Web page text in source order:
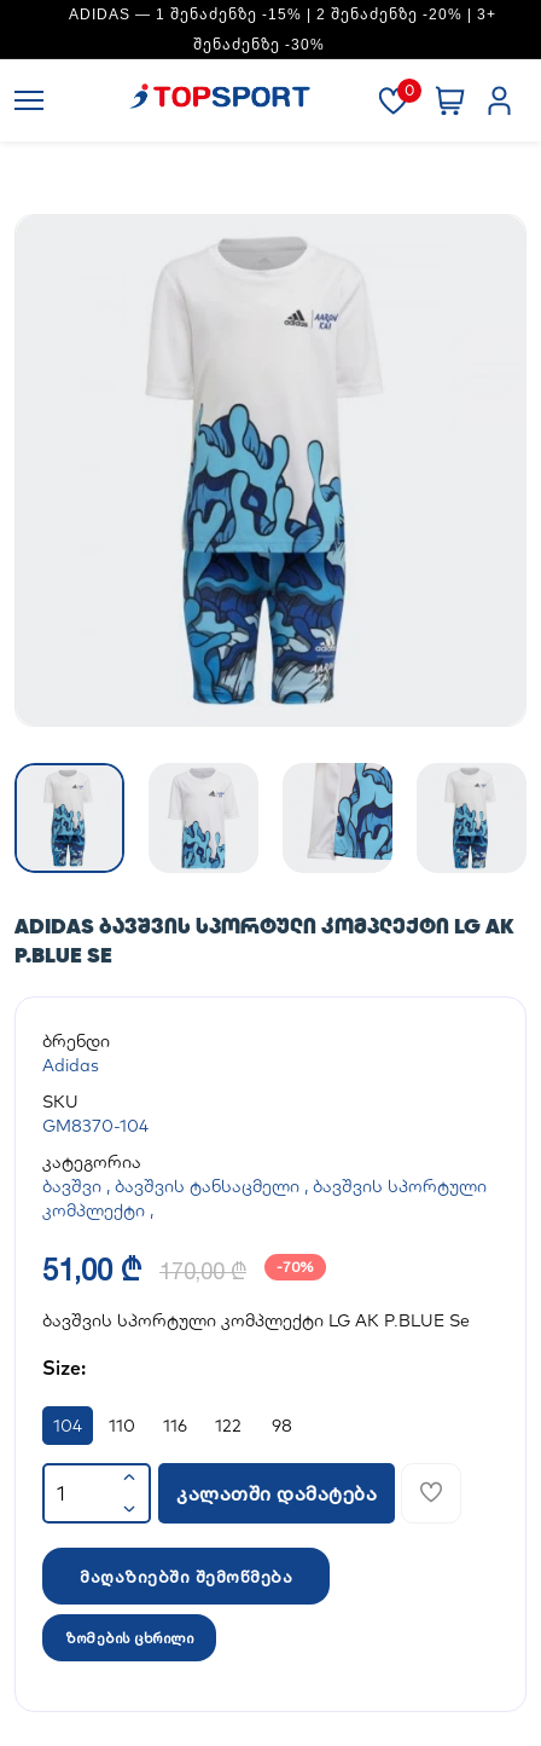
ADIDAS — 1 ᲨᲔᲜᲐᲫᲔᲜᲖᲔ -15% | 2 ᲨᲔᲜᲐᲫᲔᲜᲖᲔ -20% | 3+
ᲨᲔᲜᲐᲫᲔᲜᲖᲔ -30%
0
ADIDAS ᲑᲐᲕᲨᲕᲘᲡ ᲡᲞᲝᲠᲢᲣᲚᲘ ᲙᲝᲛᲞᲚᲔᲥᲢᲘ LG AK
P.BLUE SE
ბრენდი
Adidas
SKU
GM8370-104
კატეგორია
ბავშვი , ბავშვის ტანსაცმელი , ბავშვის სპორტული
კომპლექტი ,
51,00 ₾ 170,00 ₾ -70%
ბავშვის სპორტული კომპლექტი LG AK P.BLUE Se
Size:
104 110 116 122 98
კალათში დამატება
მაღაზიებში შემოწმება
ზომების ცხრილი